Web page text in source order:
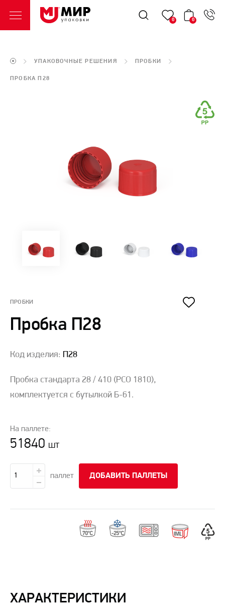
0 0
УПАКОВОЧНЫЕ РЕШЕНИЯ ПРОБКИ
ПРОБКА П28
ПРОБКИ
Пробка П28
Код изделия: П28
Пробка стандарта 28 / 410 (PCO 1810),
комплектуется с бутылкой Б-61.
На паллете:
51840 шт
паллет ДОБАВИТЬ ПАЛЛЕТЫ
ХАРАКТЕРИСТИКИ